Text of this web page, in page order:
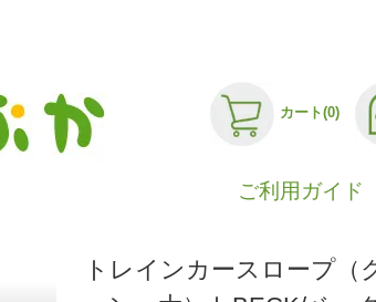
カート(0)
ご利用ガイド
トレインカースロープ（